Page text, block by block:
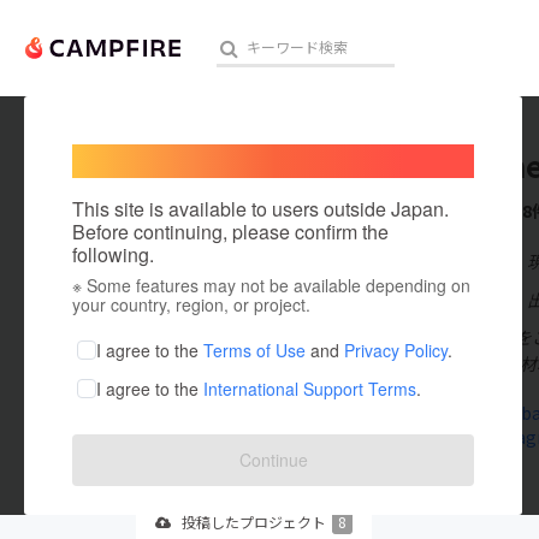
人気のプロジェクト 注目の
アート・写真
テクノロジー・ガジェット
映像・映画
ビジネス・起業
まちづくり・地域活性化
This site is available to users outside Japan.
Before continuing, please confirm the
following.
※ Some features may not be available depending on
your country, region, or project.
I agree to the Terms of Use and Privacy Policy.
I agree to the International Support Terms.
Continue
これまでに8
出身国：日本
プロフィール
社は1978年に
投稿したプロジェクト 8